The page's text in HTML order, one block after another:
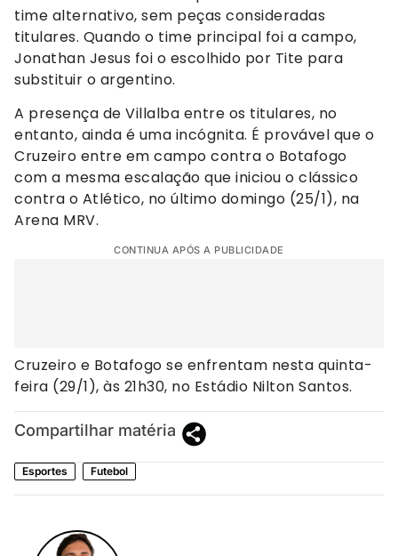
time alternativo, sem peças consideradas
titulares. Quando o time principal foi a campo,
Jonathan Jesus foi o escolhido por Tite para
substituir o argentino.
A presença de Villalba entre os titulares, no
entanto, ainda é uma incógnita. É provável que o
Cruzeiro entre em campo contra o Botafogo
com a mesma escalação que iniciou o clássico
contra o Atlético, no último domingo (25/1), na
Arena MRV.
CONTINUA APÓS A PUBLICIDADE
Cruzeiro e Botafogo se enfrentam nesta quinta-
feira (29/1), às 21h30, no Estádio Nilton Santos.
Compartilhar matéria
Esportes Futebol